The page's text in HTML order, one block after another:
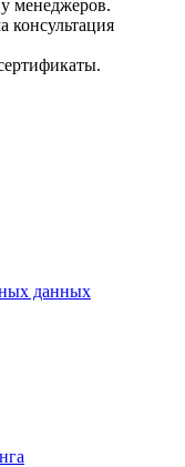
менеджеров.
консультация
данных